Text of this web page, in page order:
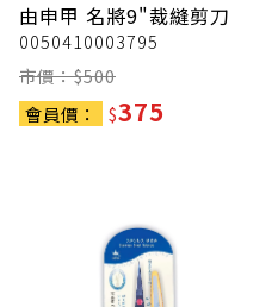
由申甲 名將9"裁縫剪刀
0050410003795
市價：$500
會員價：
$375